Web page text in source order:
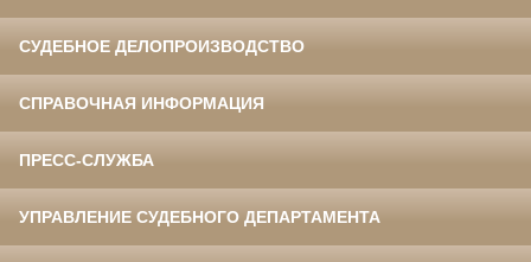
СУДЕБНОЕ ДЕЛОПРОИЗВОДСТВО
СПРАВОЧНАЯ ИНФОРМАЦИЯ
ПРЕСС-СЛУЖБА
УПРАВЛЕНИЕ СУДЕБНОГО ДЕПАРТАМЕНТА